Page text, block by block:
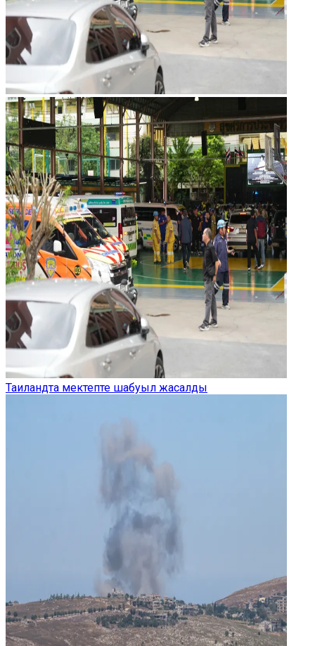
Таиландта мектепте шабуыл жасалды